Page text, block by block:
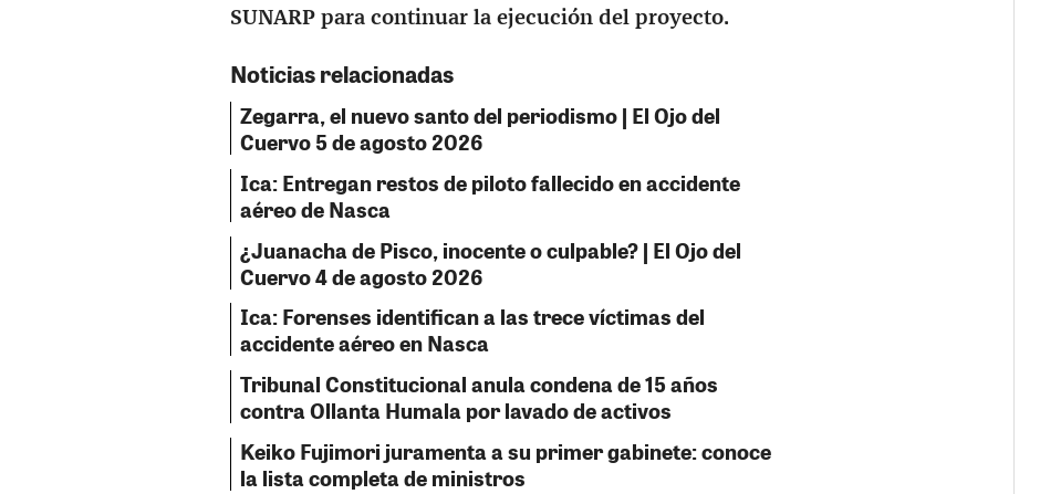
SUNARP para continuar la ejecución del proyecto.
Noticias relacionadas
Zegarra, el nuevo santo del periodismo | El Ojo del
Cuervo 5 de agosto 2026
Ica: Entregan restos de piloto fallecido en accidente
aéreo de Nasca
¿Juanacha de Pisco, inocente o culpable? | El Ojo del
Cuervo 4 de agosto 2026
Ica: Forenses identifican a las trece víctimas del
accidente aéreo en Nasca
Tribunal Constitucional anula condena de 15 años
contra Ollanta Humala por lavado de activos
Keiko Fujimori juramenta a su primer gabinete: conoce
la lista completa de ministros